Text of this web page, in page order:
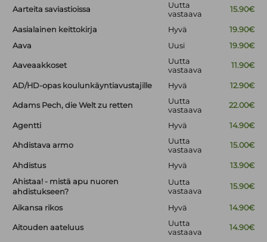
Aarteita saviastioissa
Uutta
vastaava
15.90€
Aasialainen keittokirja Hyvä
19.90€
Aava
Uusi 19.90€
Aaveaakkoset
Uutta
vastaava
11.90€
AD/HD-opas koulunkäyntiavustajille Hyvä 12.90€
Adams Pech, die Welt zu retten
Uutta
vastaava
22.00€
Agentti Hyvä 14.90€
Ahdistava armo
Uutta
vastaava
15.00€
Ahdistus Hyvä
13.90€
Ahistaa! - mistä apu nuoren
ahdistukseen?
Uutta
vastaava
15.90€
Aikansa rikos Hyvä 14.90€
Aitouden aateluus
Uutta
vastaava
14.90€